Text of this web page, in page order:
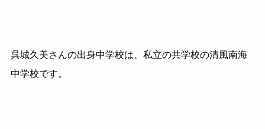
呉城久美さんの出身中学校は、私立の共学校の清風南海
中学校です。